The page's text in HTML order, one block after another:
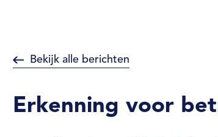
Bekijk alle berichten
Erkenning voor